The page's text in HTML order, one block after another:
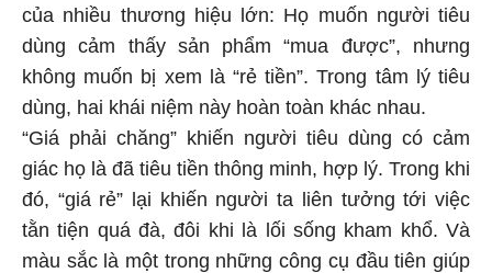
của nhiều thương hiệu lớn: Họ muốn người tiêu
dùng cảm thấy sản phẩm “mua được”, nhưng
không muốn bị xem là “rẻ tiền”. Trong tâm lý tiêu
dùng, hai khái niệm này hoàn toàn khác nhau.
“Giá phải chăng” khiến người tiêu dùng có cảm
giác họ là đã tiêu tiền thông minh, hợp lý. Trong khi
đó, “giá rẻ” lại khiến người ta liên tưởng tới việc
tằn tiện quá đà, đôi khi là lối sống kham khổ. Và
màu sắc là một trong những công cụ đầu tiên giúp